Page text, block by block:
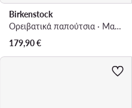
Birkenstock
Ορειβατικά παπούτσια · Μαύρο
179,90€